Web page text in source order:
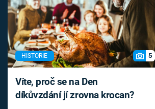
HISTORIE 5
Víte, proč se na Den
díkůvzdání jí zrovna krocan?